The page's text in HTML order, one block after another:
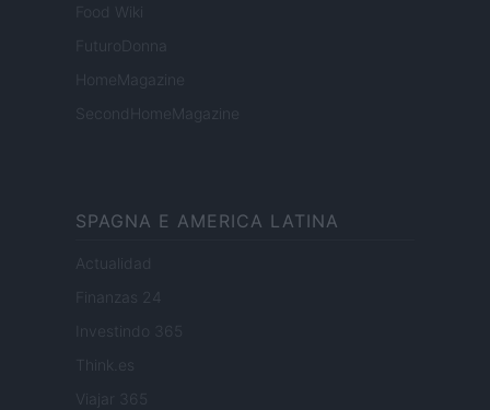
Food Wiki
FuturoDonna
HomeMagazine
SecondHomeMagazine
SPAGNA E AMERICA LATINA
Actualidad
Finanzas 24
Investindo 365
Think.es
Viajar 365